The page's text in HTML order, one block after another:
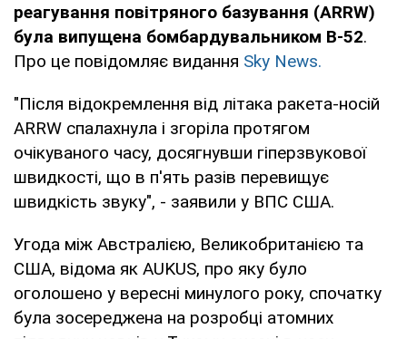
реагування повітряного базування (ARRW)
була випущена бомбардувальником B-52.
Про це повідомляє видання Sky News.
"Після відокремлення від літака ракета-носій
ARRW спалахнула і згоріла протягом
очікуваного часу, досягнувши гіперзвукової
швидкості, що в п'ять разів перевищує
швидкість звуку", - заявили у ВПС США.
Угода між Австралією, Великобританією та
США, відома як AUKUS, про яку було
оголошено у вересні минулого року, спочатку
була зосереджена на розробці атомних